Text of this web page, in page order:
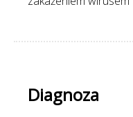
Diagnoza